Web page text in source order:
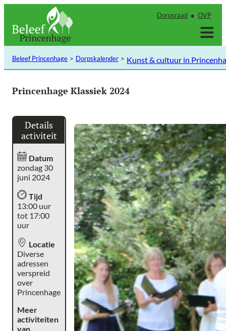
inhoud
Dorpsraad OVP
Beleef Princenhage Dorpskalender Kunst & cultuur in
Princenhage Klassiek 2024
Details
activiteit
Datum
zondag 30
juni 2024
Tijd
13:00 uur
tot 17:00
uur
Locatie
Diverse
adressen
verspreid
over
Princenhage
Meer
activiteiten
van